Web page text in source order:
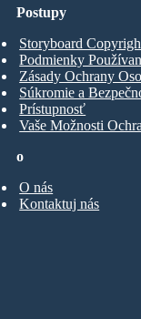
o
O nás
Kontaktuj nás
Postupy
Storyboard
Podmienky
Zásady Ochrany
Súkromie a
Prístupnosť
Vaše Možnosti